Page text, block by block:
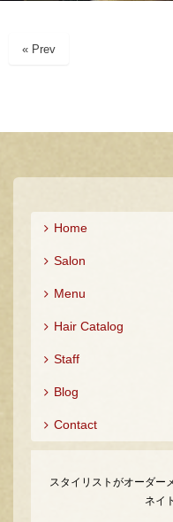
« Prev
Home
Salon
Menu
Hair Catalog
Staff
Blog
Contact
スタイリストがオーダー
ネイ